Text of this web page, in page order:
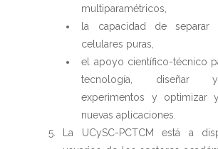
multiparamétricos,
la capacidad de separar
celulares puras,
el apoyo científico-técnico
tecnología, diseñar
experimentos y optimizar
nuevas aplicaciones.
La UCySC-PCTCM está a